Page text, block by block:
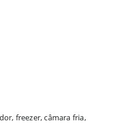
freezer, câmara fria,